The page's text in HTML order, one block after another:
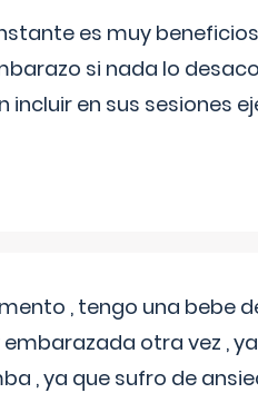
es muy
si nada lo
en sus sesiones
, tengo una bebe
otra vez ,
, ya que sufro de